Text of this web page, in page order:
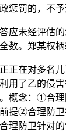
惩罚的，不予
未经评估的
数。郑某权柄
在对多名儿
用了乙的侵
概念：①合理
提②合理防卫
理防卫针对的